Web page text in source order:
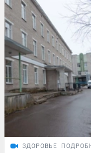
ЗДОРОВЬЕ